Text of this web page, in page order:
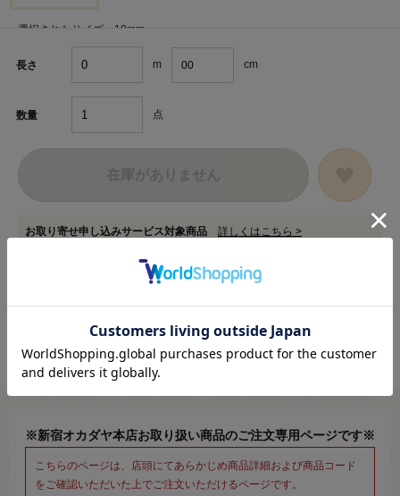
選択されたサイズ：18mm
長さ m cm
数量 点
お取り寄せ申し込みサービス対象商品 詳しくはこちら >
※新宿オカダヤ本店お取り扱い商品のご注文専用ページです※
こちらのページは、店頭にてあらかじめ商品詳細および商品コード
をご確認いただいた上でご注文いただけるページです。